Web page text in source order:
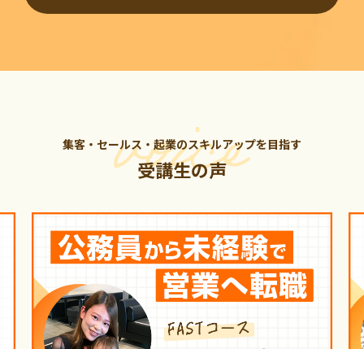
集客・セールス・起業のスキルアップを目指す
受講生の声